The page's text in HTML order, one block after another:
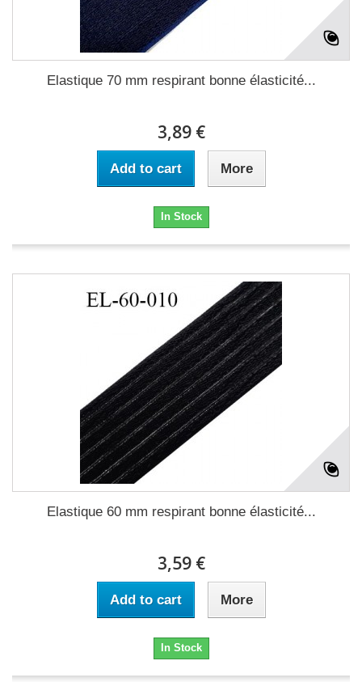
Elastique 70 mm respirant bonne élasticité...
3,89 €
Add to cart More
In Stock
Elastique 60 mm respirant bonne élasticité...
3,59 €
Add to cart More
In Stock